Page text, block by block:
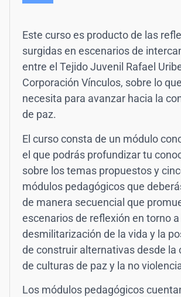
Este curso es producto de las
surgidas en escenarios de
entre el Tejido Juvenil Rafael
Corporación Vínculos, sobre lo
necesita para avanzar hacia la
de paz.
El curso consta de un módulo
el que podrás profundizar tu
sobre los temas propuestos y
módulos pedagógicos que
de manera secuencial que
escenarios de reflexión en torno a
desmilitarización de la vida y la
de construir alternativas desde la
de culturas de paz y la no
Los módulos pedagógicos